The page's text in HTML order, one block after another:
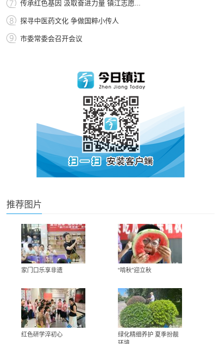
传承红色基因 汲取奋进力量 镇江志愿...
探寻中医药文化 争做国粹小传人
市委常委会召开会议
推荐图片
家门口乐享非遗 “啃秋”迎立秋
红色研学淬初心
绿化精细养护 夏季扮靓